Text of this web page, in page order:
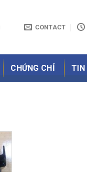
CONTACT
CHỨNG CHỈ TIN